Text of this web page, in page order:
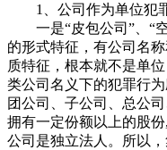
1、公司作为单位犯罪
一是“皮包公司”、“空
的形式特征，有公司名
质特征，根本就不是单
类公司名义下的犯罪行
团公司、子公司、总公
拥有一定份额以上的股
公司是独立法人。所以